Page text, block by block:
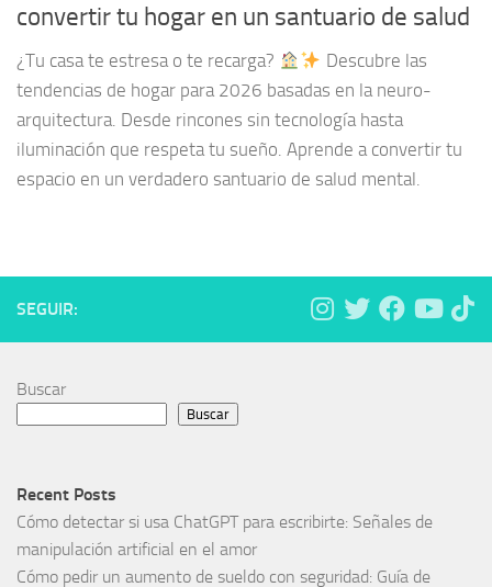
convertir tu hogar en un santuario de salud
¿Tu casa te estresa o te recarga?
Descubre las
tendencias de hogar para 2026 basadas en la neuro-
arquitectura. Desde rincones sin tecnología hasta
iluminación que respeta tu sueño. Aprende a convertir tu
espacio en un verdadero santuario de salud mental.
SEGUIR:
Buscar
Buscar
Recent Posts
Cómo detectar si usa ChatGPT para escribirte: Señales de
manipulación artificial en el amor
Cómo pedir un aumento de sueldo con seguridad: Guía de